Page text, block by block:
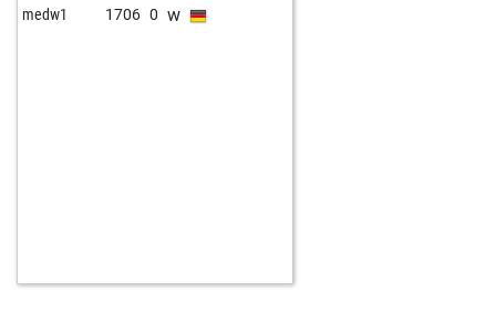
medw1 1706 0 w